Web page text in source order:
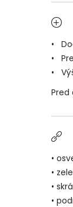
•
•
•
•
•
•
•